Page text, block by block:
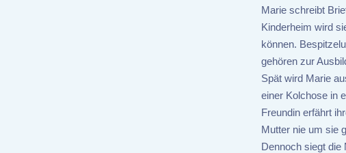
Marie schreibt
Kinderheim wird
können.
gehören zur
Spät wird Marie
einer Kolchose in
Freundin erfährt
Mutter nie um sie
Dennoch siegt die